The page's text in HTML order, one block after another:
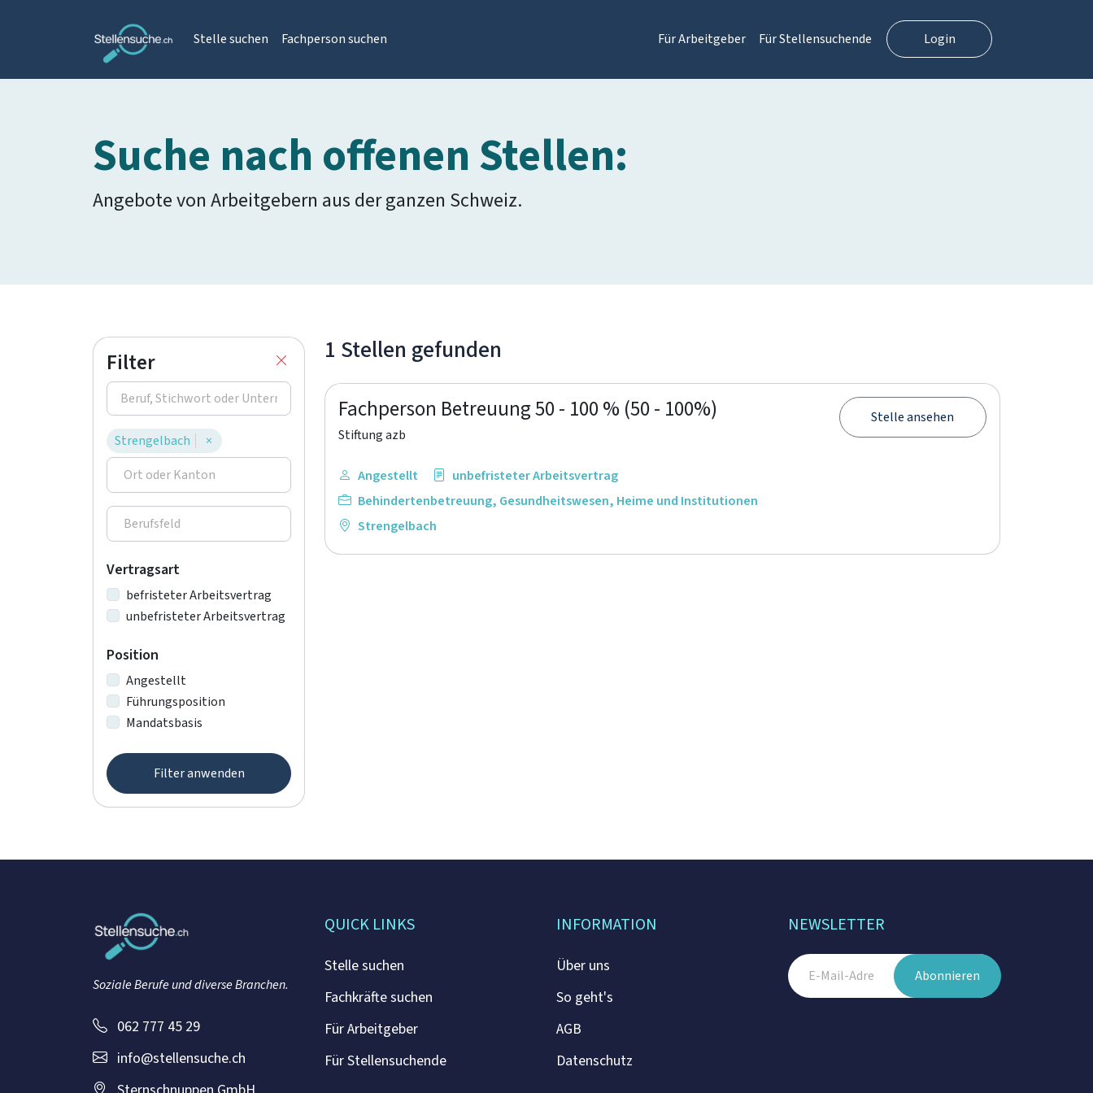
Stelle suchen Fachperson suchen Für Arbeitgeber Für Stellensuchende Login
Suche nach offenen Stellen:
Angebote von Arbeitgebern aus der ganzen Schweiz.
Filter
Strengelbach ×
Vertragsart
befristeter Arbeitsvertrag
unbefristeter Arbeitsvertrag
Position
Angestellt
Führungsposition
Mandatsbasis
Filter anwenden
1 Stellen gefunden
Fachperson Betreuung 50 - 100 % (50 - 100%)
Stiftung azb
Angestellt
unbefristeter Arbeitsvertrag
Behindertenbetreuung, Gesundheitswesen, Heime und Institutionen
Strengelbach
Stelle ansehen
Soziale Berufe und diverse Branchen.
062 777 45 29
info@stellensuche.ch
QUICK LINKS
Stelle suchen
Fachkräfte suchen
Für Arbeitgeber
Für Stellensuchende
INFORMATION
Über uns
So geht's
AGB
Datenschutz
NEWSLETTER
Abonnieren